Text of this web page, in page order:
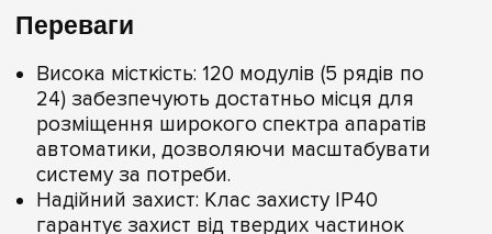
Переваги
Висока місткість: 120 модулів (5 рядів по
24) забезпечують достатньо місця для
розміщення широкого спектра апаратів
автоматики, дозволяючи масштабувати
систему за потреби.
Надійний захист: Клас захисту IP40
гарантує захист від твердих частинок